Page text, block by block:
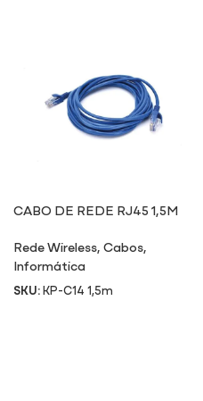
CABO DE REDE RJ45 1,5M
Rede Wireless,Cabos,
Informática
SKU:KP-C14 1,5m